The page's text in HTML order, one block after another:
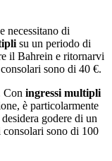
necessitano di
su un periodo di
il Bahrein e ritornarvi
sono di 40 €.
Con ingressi multipli
è particolarmente
godere di un
sono di 100